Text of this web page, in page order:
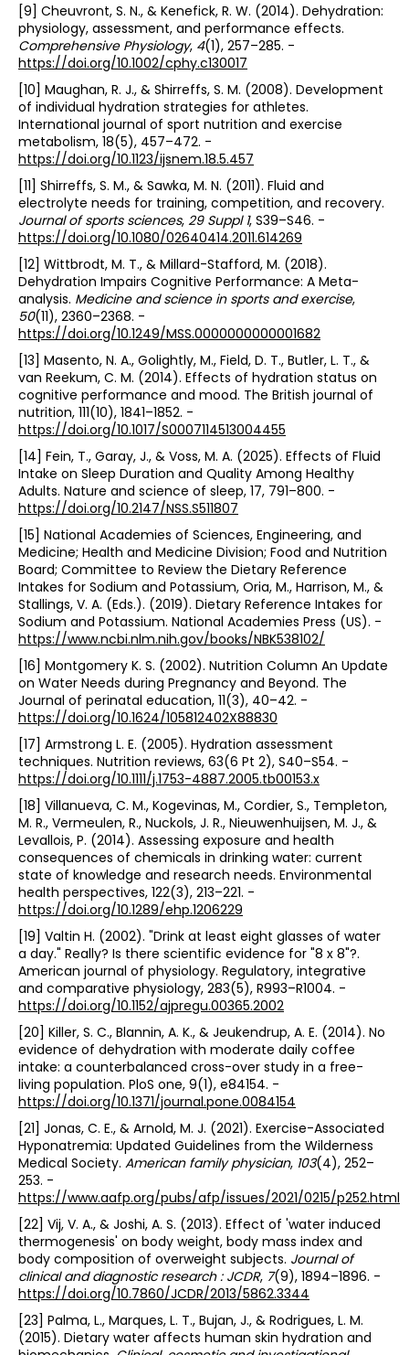
[9] Cheuvront, S. N., & Kenefick, R. W. (2014). Dehydration:
physiology, assessment, and performance effects.
Comprehensive Physiology, 4(1), 257–285. -
https://doi.org/10.1002/cphy.c130017
[10] Maughan, R. J., & Shirreffs, S. M. (2008). Development
of individual hydration strategies for athletes.
International journal of sport nutrition and exercise
metabolism, 18(5), 457–472. -
https://doi.org/10.1123/ijsnem.18.5.457
[11] Shirreffs, S. M., & Sawka, M. N. (2011). Fluid and
electrolyte needs for training, competition, and recovery.
Journal of sports sciences, 29 Suppl 1, S39–S46. -
https://doi.org/10.1080/02640414.2011.614269
[12] Wittbrodt, M. T., & Millard-Stafford, M. (2018).
Dehydration Impairs Cognitive Performance: A Meta-
analysis. Medicine and science in sports and exercise,
50(11), 2360–2368. -
https://doi.org/10.1249/MSS.0000000000001682
[13] Masento, N. A., Golightly, M., Field, D. T., Butler, L. T., &
van Reekum, C. M. (2014). Effects of hydration status on
cognitive performance and mood. The British journal of
nutrition, 111(10), 1841–1852. -
https://doi.org/10.1017/S0007114513004455
[14] Fein, T., Garay, J., & Voss, M. A. (2025). Effects of Fluid
Intake on Sleep Duration and Quality Among Healthy
Adults. Nature and science of sleep, 17, 791–800. -
https://doi.org/10.2147/NSS.S511807
[15] National Academies of Sciences, Engineering, and
Medicine; Health and Medicine Division; Food and Nutrition
Board; Committee to Review the Dietary Reference
Intakes for Sodium and Potassium, Oria, M., Harrison, M., &
Stallings, V. A. (Eds.). (2019). Dietary Reference Intakes for
Sodium and Potassium. National Academies Press (US). -
https://www.ncbi.nlm.nih.gov/books/NBK538102/
[16] Montgomery K. S. (2002). Nutrition Column An Update
on Water Needs during Pregnancy and Beyond. The
Journal of perinatal education, 11(3), 40–42. -
https://doi.org/10.1624/105812402X88830
[17] Armstrong L. E. (2005). Hydration assessment
techniques. Nutrition reviews, 63(6 Pt 2), S40–S54. -
https://doi.org/10.1111/j.1753-4887.2005.tb00153.x
[18] Villanueva, C. M., Kogevinas, M., Cordier, S., Templeton,
M. R., Vermeulen, R., Nuckols, J. R., Nieuwenhuijsen, M. J., &
Levallois, P. (2014). Assessing exposure and health
consequences of chemicals in drinking water: current
state of knowledge and research needs. Environmental
health perspectives, 122(3), 213–221. -
https://doi.org/10.1289/ehp.1206229
[19] Valtin H. (2002). "Drink at least eight glasses of water
a day." Really? Is there scientific evidence for "8 x 8"?.
American journal of physiology. Regulatory, integrative
and comparative physiology, 283(5), R993–R1004. -
https://doi.org/10.1152/ajpregu.00365.2002
[20] Killer, S. C., Blannin, A. K., & Jeukendrup, A. E. (2014). No
evidence of dehydration with moderate daily coffee
intake: a counterbalanced cross-over study in a free-
living population. PloS one, 9(1), e84154. -
https://doi.org/10.1371/journal.pone.0084154
[21] Jonas, C. E., & Arnold, M. J. (2021). Exercise-Associated
Hyponatremia: Updated Guidelines from the Wilderness
Medical Society. American family physician, 103(4), 252–
253. -
https://www.aafp.org/pubs/afp/issues/2021/0215/p252.html
[22] Vij, V. A., & Joshi, A. S. (2013). Effect of 'water induced
thermogenesis' on body weight, body mass index and
body composition of overweight subjects. Journal of
clinical and diagnostic research : JCDR, 7(9), 1894–1896. -
https://doi.org/10.7860/JCDR/2013/5862.3344
[23] Palma, L., Marques, L. T., Bujan, J., & Rodrigues, L. M.
(2015). Dietary water affects human skin hydration and